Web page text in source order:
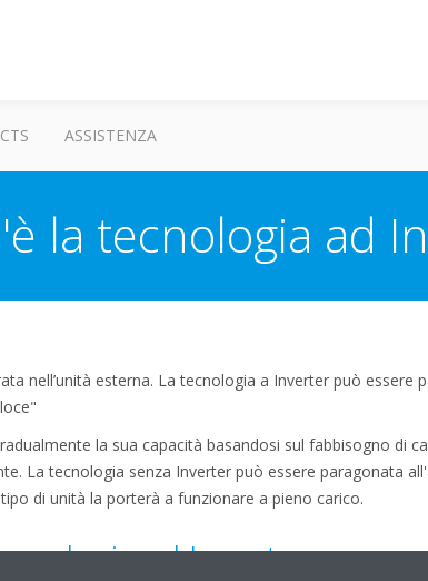
ASSISTENZA
la tecnologia ad
nell’unità esterna. La tecnologia a Inverter può essere
la sua capacità basandosi sul fabbisogno di
La tecnologia senza Inverter può essere paragonata
di unità la porterà a funzionare a pieno carico.
ad Inverter: